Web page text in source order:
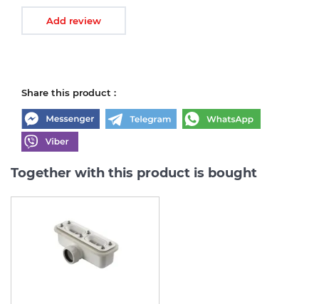
Add review
Share this product :
Together with this product is bought